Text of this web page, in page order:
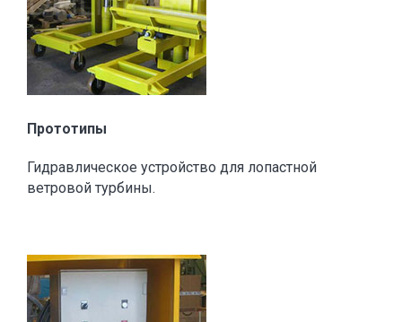
Прототипы
Гидравлическое устройство для лопастной
ветровой турбины.